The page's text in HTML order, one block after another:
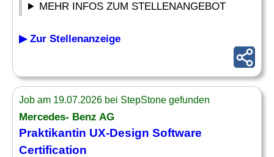
MEHR INFOS ZUM STELLENANGEBOT
▶ Zur Stellenanzeige
Job am 19.07.2026 bei StepStone gefunden
Mercedes- Benz AG
Praktikantin UX-Design Software
Certification